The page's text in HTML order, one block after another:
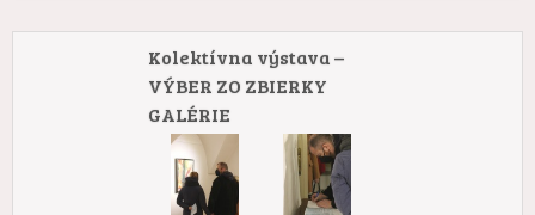
Kolektívna výstava –
VÝBER ZO ZBIERKY
GALÉRIE